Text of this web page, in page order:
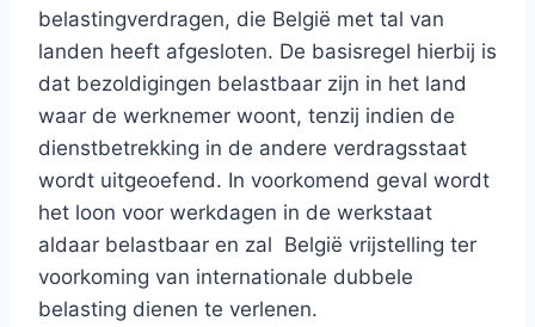
belastingverdragen, die België met tal van
landen heeft afgesloten. De basisregel hierbij is
dat bezoldigingen belastbaar zijn in het land
waar de werknemer woont, tenzij indien de
dienstbetrekking in de andere verdragsstaat
wordt uitgeoefend. In voorkomend geval wordt
het loon voor werkdagen in de werkstaat
aldaar belastbaar en zal België vrijstelling ter
voorkoming van internationale dubbele
belasting dienen te verlenen.